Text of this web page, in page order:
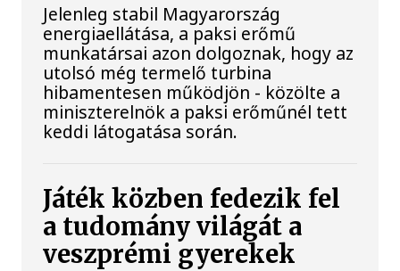
Jelenleg stabil Magyarország
energiaellátása, a paksi erőmű
munkatársai azon dolgoznak, hogy az
utolsó még termelő turbina
hibamentesen működjön - közölte a
miniszterelnök a paksi erőműnél tett
keddi látogatása során.
Játék közben fedezik fel
a tudomány világát a
veszprémi gyerekek